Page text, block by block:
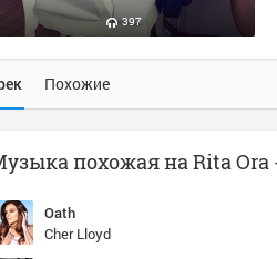
397
Похожие
Oath
Cher Lloyd